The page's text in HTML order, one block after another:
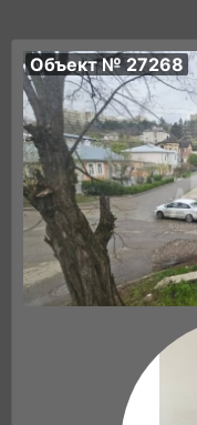
Объект № 27268